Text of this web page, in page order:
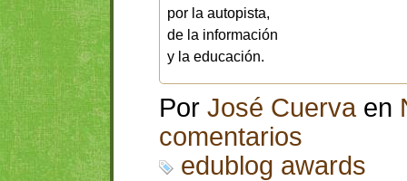
por la autopista,
de la información
y la educación.
Por José Cuervaen
comentarios
edublog awards